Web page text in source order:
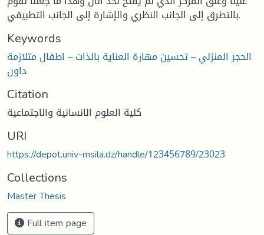
بالتطرق إلى الجانب النظري والإشارة إلى الجانب التطبيقي.
Keywords
الحجر المنزلي – تحسين مهارة العناية بالذات – اطفال متلازمة
داون
Citation
كلية العلوم الانسانية والاجتماعية
URI
https://depot.univ-msila.dz/handle/123456789/23023
Collections
Master Thesis
Full item page